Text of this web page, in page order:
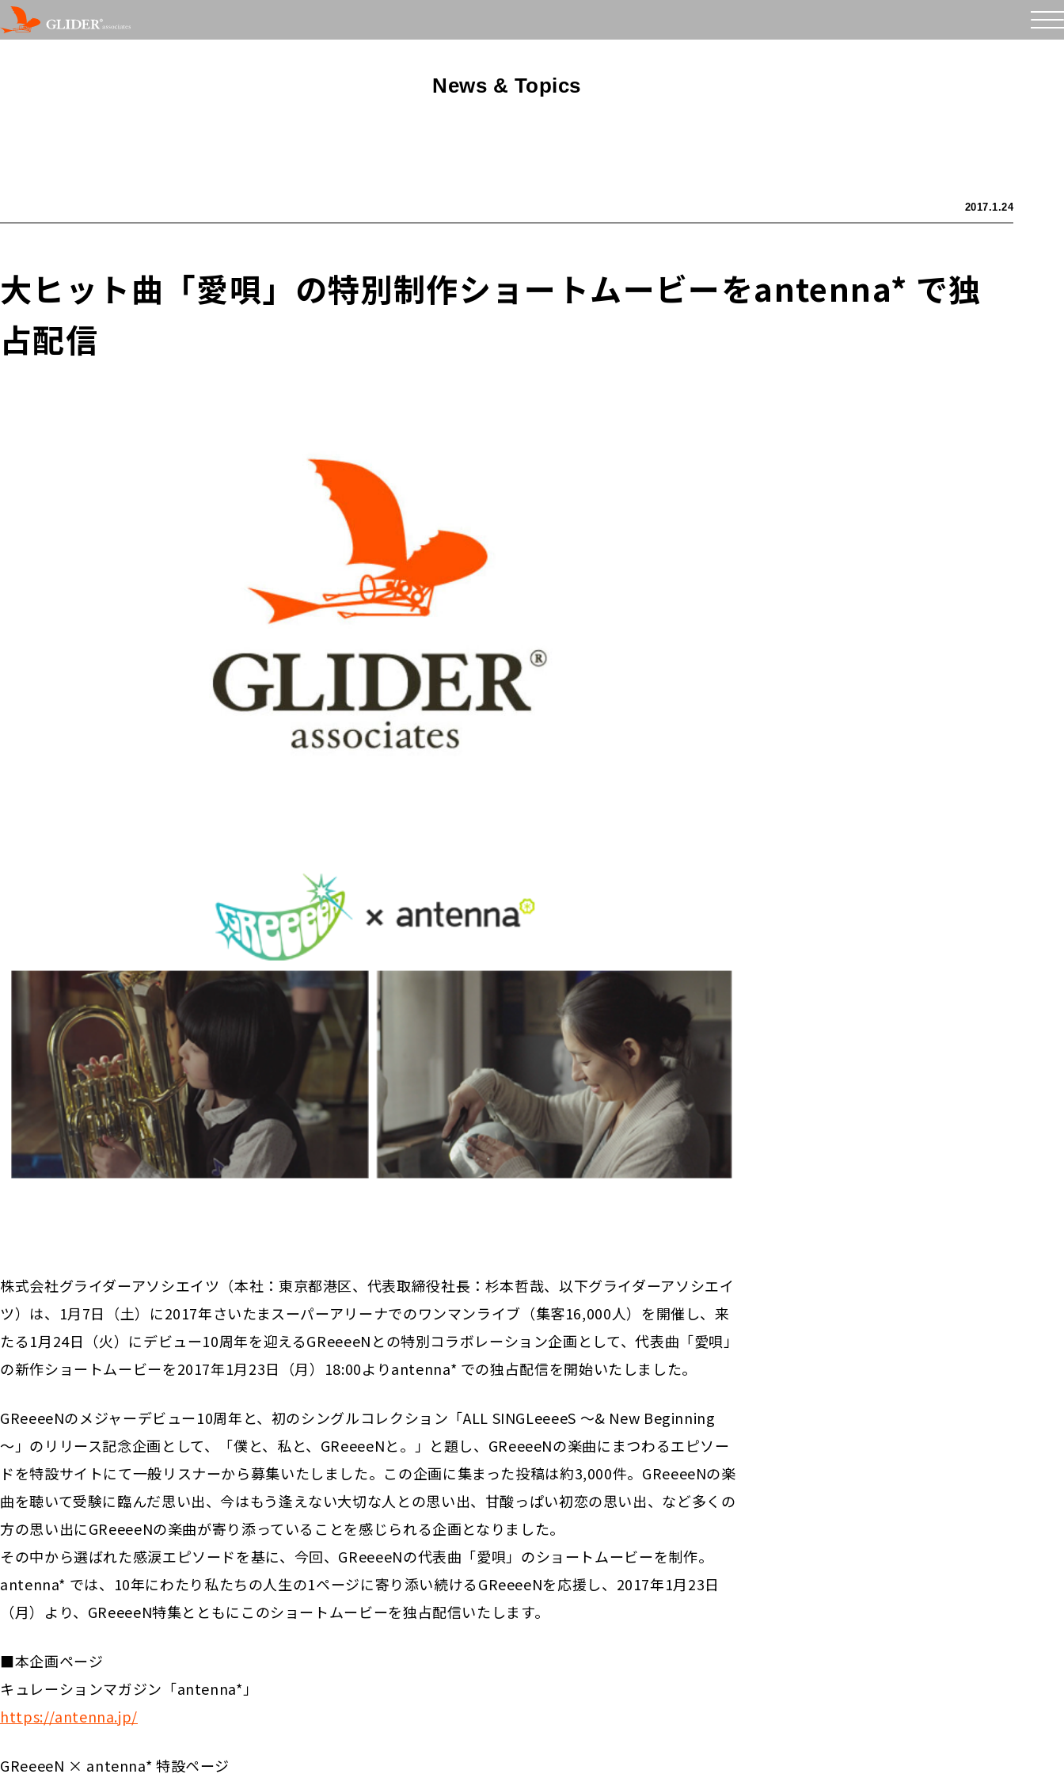
News & Topics
2017.1.24
大ヒット曲「愛唄」の特別制作ショートムービーをantenna* で独
占配信
株式会社グライダーアソシエイツ（本社：東京都港区、代表取締役社長：杉本哲哉、以下グライダーアソシエイ
ツ）は、1月7日（土）に2017年さいたまスーパーアリーナでのワンマンライブ（集客16,000人）を開催し、来
たる1月24日（火）にデビュー10周年を迎えるGReeeeNとの特別コラボレーション企画として、代表曲「愛唄」
の新作ショートムービーを2017年1月23日（月）18:00よりantenna* での独占配信を開始いたしました。
GReeeeNのメジャーデビュー10周年と、初のシングルコレクション「ALL SINGLeeeeS ～& New Beginning
～」のリリース記念企画として、「僕と、私と、GReeeeNと。」と題し、GReeeeNの楽曲にまつわるエピソー
ドを特設サイトにて一般リスナーから募集いたしました。この企画に集まった投稿は約3,000件。GReeeeNの楽
曲を聴いて受験に臨んだ思い出、今はもう逢えない大切な人との思い出、甘酸っぱい初恋の思い出、など多くの
方の思い出にGReeeeNの楽曲が寄り添っていることを感じられる企画となりました。
その中から選ばれた感涙エピソードを基に、今回、GReeeeNの代表曲「愛唄」のショートムービーを制作。
antenna* では、10年にわたり私たちの人生の1ページに寄り添い続けるGReeeeNを応援し、2017年1月23日
（月）より、GReeeeN特集とともにこのショートムービーを独占配信いたします。
■本企画ページ
キュレーションマガジン「antenna*」
https://antenna.jp/
GReeeeN × antenna* 特設ページ